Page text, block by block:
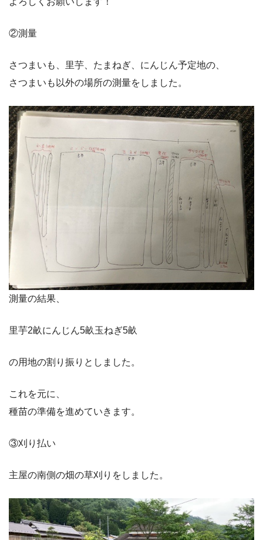
②測量
さつまいも、里芋、たまねぎ、にんじん予定地の、
さつまいも以外の場所の測量をしました。
測量の結果、
里芋2畝にんじん5畝玉ねぎ5畝
の用地の割り振りとしました。
これを元に、
種苗の準備を進めていきます。
③刈り払い
主屋の南側の畑の草刈りをしました。